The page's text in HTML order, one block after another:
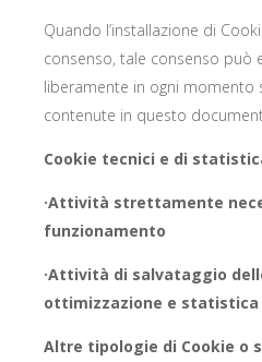
Quando l’installazione di
consenso, tale consenso può
liberamente in ogni momento
contenute in questo
Cookie tecnici e di
·Attività strettamente
funzionamento
·Attività di salvataggio
ottimizzazione e statistica
Altre tipologie di Cookie o